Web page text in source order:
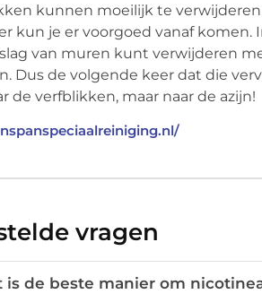
kunnen moeilijk te
kun je er voorgoed vanaf
van muren kunt verwijderen
Dus de volgende keer dat die
de verfblikken, maar naar de azijn!
vragen
is de beste manier om